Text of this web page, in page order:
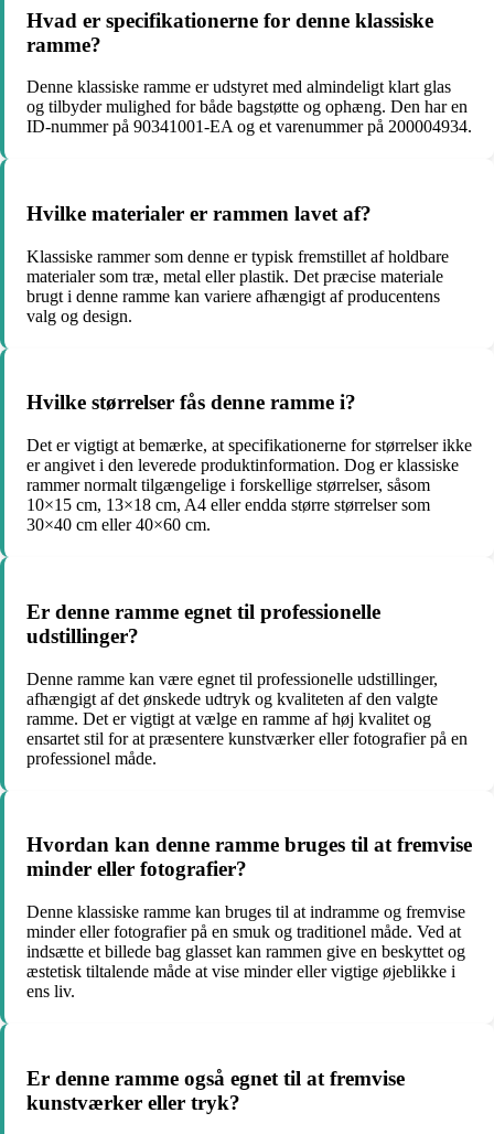
Hvad er specifikationerne for denne klassiske
ramme?
Denne klassiske ramme er udstyret med almindeligt klart glas
og tilbyder mulighed for både bagstøtte og ophæng. Den har en
ID-nummer på 90341001-EA og et varenummer på 200004934.
Hvilke materialer er rammen lavet af?
Klassiske rammer som denne er typisk fremstillet af holdbare
materialer som træ, metal eller plastik. Det præcise materiale
brugt i denne ramme kan variere afhængigt af producentens
valg og design.
Hvilke størrelser fås denne ramme i?
Det er vigtigt at bemærke, at specifikationerne for størrelser ikke
er angivet i den leverede produktinformation. Dog er klassiske
rammer normalt tilgængelige i forskellige størrelser, såsom
10×15 cm, 13×18 cm, A4 eller endda større størrelser som
30×40 cm eller 40×60 cm.
Er denne ramme egnet til professionelle
udstillinger?
Denne ramme kan være egnet til professionelle udstillinger,
afhængigt af det ønskede udtryk og kvaliteten af den valgte
ramme. Det er vigtigt at vælge en ramme af høj kvalitet og
ensartet stil for at præsentere kunstværker eller fotografier på en
professionel måde.
Hvordan kan denne ramme bruges til at fremvise
minder eller fotografier?
Denne klassiske ramme kan bruges til at indramme og fremvise
minder eller fotografier på en smuk og traditionel måde. Ved at
indsætte et billede bag glasset kan rammen give en beskyttet og
æstetisk tiltalende måde at vise minder eller vigtige øjeblikke i
ens liv.
Er denne ramme også egnet til at fremvise
kunstværker eller tryk?